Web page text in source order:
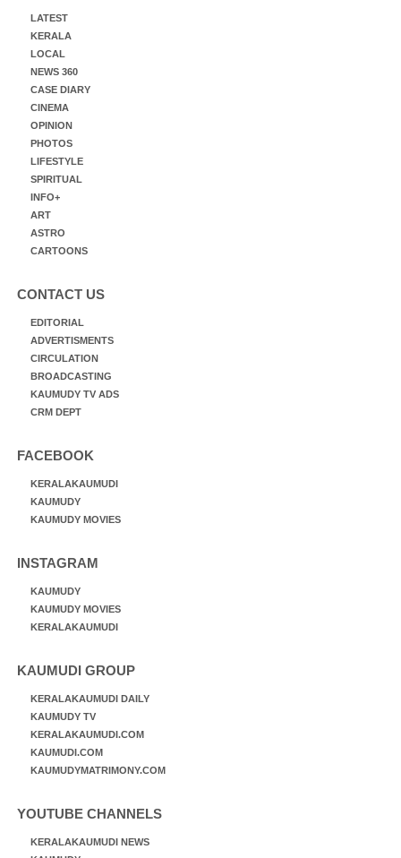
LATEST
KERALA
LOCAL
NEWS 360
CASE DIARY
CINEMA
OPINION
PHOTOS
LIFESTYLE
SPIRITUAL
INFO+
ART
ASTRO
CARTOONS
CONTACT US
EDITORIAL
ADVERTISMENTS
CIRCULATION
BROADCASTING
KAUMUDY TV ADS
CRM DEPT
FACEBOOK
KERALAKAUMUDI
KAUMUDY
KAUMUDY MOVIES
INSTAGRAM
KAUMUDY
KAUMUDY MOVIES
KERALAKAUMUDI
KAUMUDI GROUP
KERALAKAUMUDI DAILY
KAUMUDY TV
KERALAKAUMUDI.COM
KAUMUDI.COM
KAUMUDYMATRIMONY.COM
YOUTUBE CHANNELS
KERALAKAUMUDI NEWS